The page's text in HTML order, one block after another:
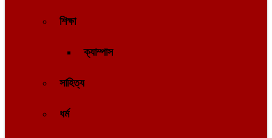
শিক্ষা
ক্যাম্পাস
সাহিত্য
ধর্ম